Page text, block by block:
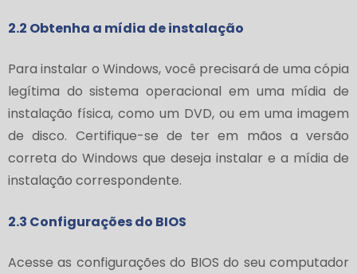
2.2 Obtenha a mídia de instalação
Para instalar o Windows, você precisará de uma cópia
legítima do sistema operacional em uma mídia de
instalação física, como um DVD, ou em uma imagem
de disco. Certifique-se de ter em mãos a versão
correta do Windows que deseja instalar e a mídia de
instalação correspondente.
2.3 Configurações do BIOS
Acesse as configurações do BIOS do seu computador